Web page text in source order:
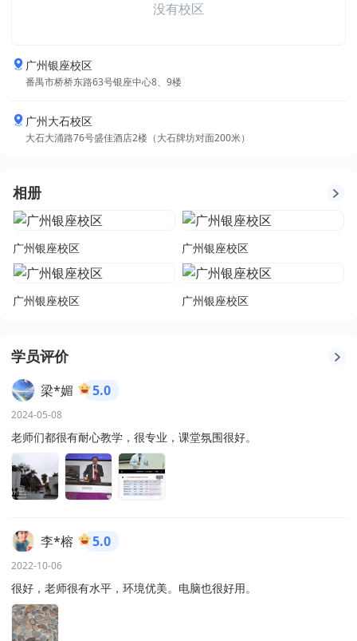
没有校区
广州银座校区
番禺市桥桥东路63号银座中心8、9楼
广州大石校区
大石大涌路76号盛佳酒店2楼（大石牌坊对面200米）
相册
广州银座校区 广州银座校区
广州银座校区 广州银座校区
学员评价
梁*媚 5.0
2024-05-08
老师们都很有耐心教学，很专业，课堂氛围很好。
李*榕 5.0
2022-10-06
很好，老师很有水平，环境优美。电脑也很好用。